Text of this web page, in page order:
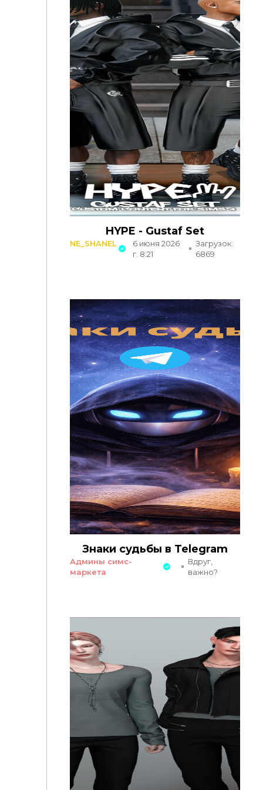
HYPE - Gustaf Set
NE_SHANEL
6 июня 2026
г. 8:21
Загрузок:
6869
Знаки судьбы в Telegram
Админы симс-
маркета
Вдруг,
важно?